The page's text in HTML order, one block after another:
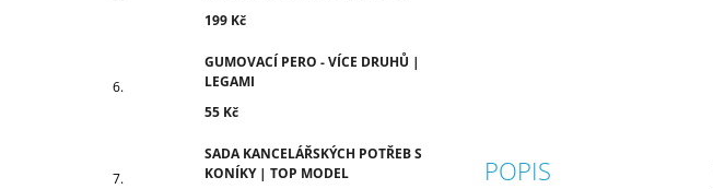
199 Kč
GUMOVACÍ PERO - VÍCE DRUHŮ |
LEGAMI
55 Kč
SADA KANCELÁŘSKÝCH POTŘEB S
KONÍKY | TOP MODEL
POPIS